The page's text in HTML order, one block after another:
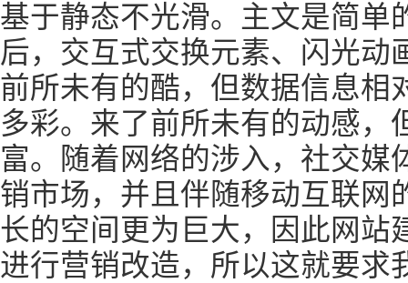
基于静态不光滑。主文是简单
后，交互式交换元素、闪光动
前所未有的酷，但数据信息相
多彩。来了前所未有的动感，
富。随着网络的涉入，社交媒
销市场，并且伴随移动互联网
长的空间更为巨大，因此网站
进行营销改造，所以这就要求